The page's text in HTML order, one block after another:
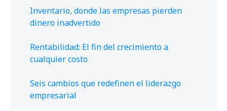
Inventario, donde las empresas pierden
dinero inadvertido
Rentabilidad: El fin del crecimiento a
cualquier costo
Seis cambios que redefinen el liderazgo
empresarial